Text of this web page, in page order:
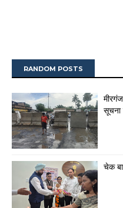
RANDOM POSTS
सूचना
चेक